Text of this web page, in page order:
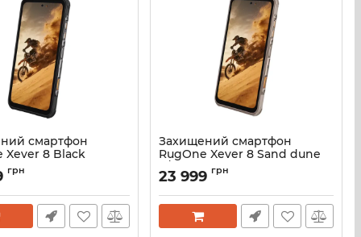
смартфон
Xever 8 Black
5G - MIL-STD-810H -
(51228519072050)
грн
Захищений смартфон
RugOne Xever 8 Sand dune
8/128GB 5G - MIL-STD-810H -
IP69K - IP68 (51228519104818)
Артикул: 51228519104818
23 999 грн